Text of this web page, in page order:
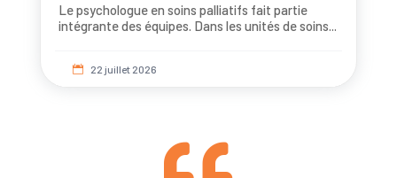
Le psychologue en soins palliatifs fait partie
intégrante des équipes. Dans les unités de soins...
 22 juillet 2026